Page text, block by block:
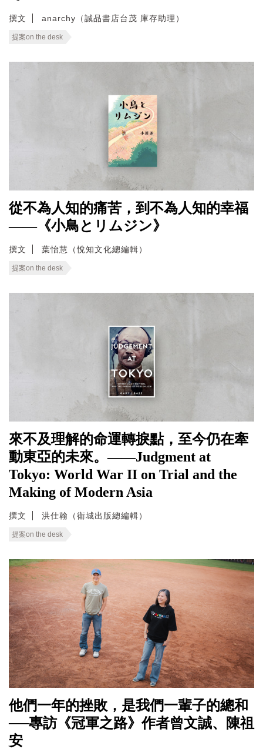
撰文 anarchy（誠品書店台茂 庫存助理）
提案on the desk
從不為人知的痛苦，到不為人知的幸福
——《小鳥とリムジン》
撰文 葉怡慧（悅知文化總編輯）
提案on the desk
來不及理解的命運轉捩點，至今仍在牽
動東亞的未來。——Judgment at
Tokyo: World War II on Trial and the
Making of Modern Asia
撰文 洪仕翰（衛城出版總編輯）
提案on the desk
他們一年的挫敗，是我們一輩子的總和
──專訪《冠軍之路》作者曾文誠、陳祖
安